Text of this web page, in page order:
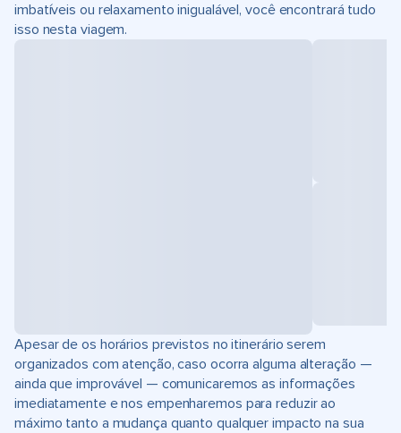
imbatíveis ou relaxamento inigualável, você encontrará tudo
isso nesta viagem.
Apesar de os horários previstos no itinerário serem
organizados com atenção, caso ocorra alguma alteração —
ainda que improvável — comunicaremos as informações
imediatamente e nos empenharemos para reduzir ao
máximo tanto a mudança quanto qualquer impacto na sua